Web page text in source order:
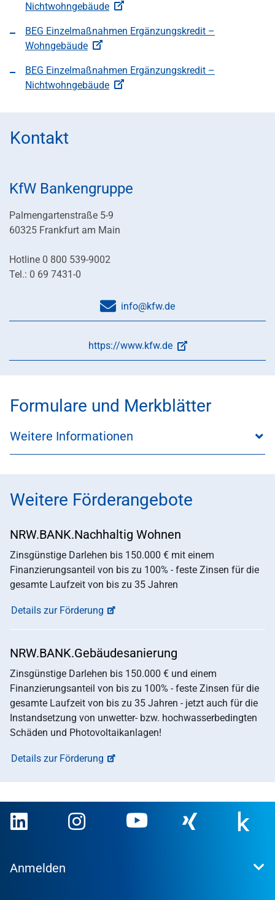
Nichtwohngebäude
BEG Einzelmaßnahmen Ergänzungskredit –
Wohngebäude
BEG Einzelmaßnahmen Ergänzungskredit –
Nichtwohngebäude
Kontakt
KfW Bankengruppe
Palmengartenstraße 5-9
60325 Frankfurt am Main
Hotline 0 800 539-9002
Tel.: 0 69 7431-0
info@kfw.de
https://www.kfw.de
Formulare und Merkblätter
Weitere Informationen
Weitere Förderangebote
NRW.BANK.Nachhaltig Wohnen
Zinsgünstige Darlehen bis 150.000 € mit einem
Finanzierungsanteil von bis zu 100% - feste Zinsen für die
gesamte Laufzeit von bis zu 35 Jahren
Details zur Förderung
NRW.BANK.Gebäudesanierung
Zinsgünstige Darlehen bis 150.000 € und einem
Finanzierungsanteil von bis zu 100% - feste Zinsen für die
gesamte Laufzeit von bis zu 35 Jahren - jetzt auch für die
Instandsetzung von unwetter- bzw. hochwasserbedingten
Schäden und Photovoltaikanlagen!
Details zur Förderung
Anmelden